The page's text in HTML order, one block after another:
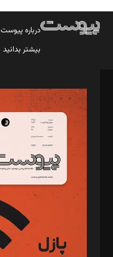
درباره پیوست
بیشتر بدانید
مدیر مسئول: محمدباقر
سردبیر: مهرک محمودی
دبیر تحریریه: میثم قاسمی
د‌بیر ناداستان: سمانه سمیع
د‌بیر خدمت و تجارت:
د‌بیر حقوق فناوری:
د‌بیر پیوست جهان: مینا پاکدل
د‌بیر تحریریه آنلاین: بابک
تحریریه‌: مجتبی محمود‌ی،
مصطفی مسجدی آرانی،